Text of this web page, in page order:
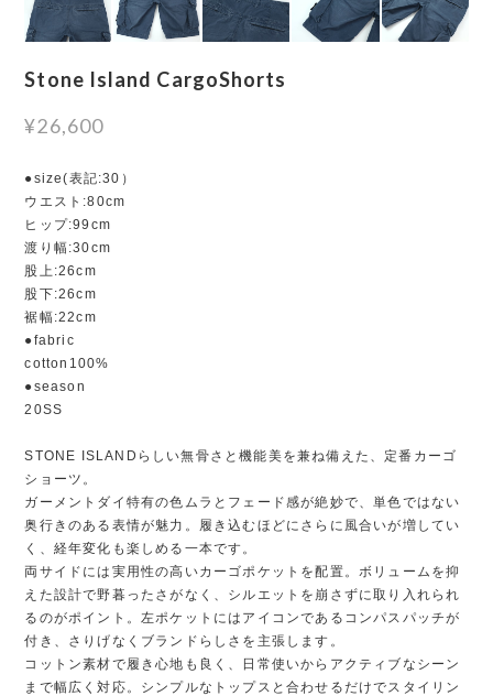
Stone Island CargoShorts
¥26,600
●size(表記:30）
ウエスト:80cm
ヒップ:99cm
渡り幅:30cm
股上:26cm
股下:26cm
裾幅:22cm
●fabric
cotton100%
●season
20SS
STONE ISLANDらしい無骨さと機能美を兼ね備えた、定番カーゴ
ショーツ。
ガーメントダイ特有の色ムラとフェード感が絶妙で、単色ではない
奥行きのある表情が魅力。履き込むほどにさらに風合いが増してい
く、経年変化も楽しめる一本です。
両サイドには実用性の高いカーゴポケットを配置。ボリュームを抑
えた設計で野暮ったさがなく、シルエットを崩さずに取り入れられ
るのがポイント。左ポケットにはアイコンであるコンパスパッチが
付き、さりげなくブランドらしさを主張します。
コットン素材で履き心地も良く、日常使いからアクティブなシーン
まで幅広く対応。シンプルなトップスと合わせるだけでスタイリン